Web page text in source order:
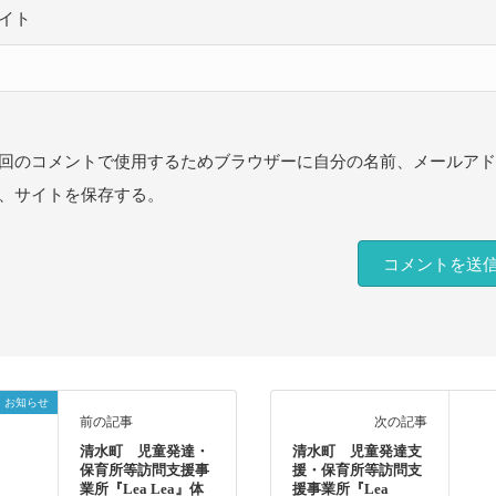
ト
のコメントで使用するためブラウザーに自分の名前、メールア
サイトを保存する。
お知らせ
前の記事
清水町 児童発達・
保育所等訪問支援事
業所『Lea Lea』体
次の記事
清水町 児童発達支
援・保育所等訪問支
援事業所『Lea